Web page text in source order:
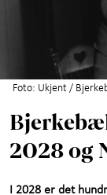
Hva
Om
Foto: Ukjent /
2028 og
I 2028 er det